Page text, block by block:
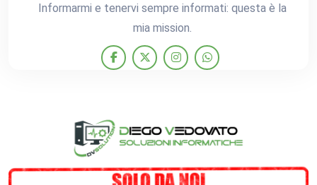
Informarmi e tenervi sempre informati: questa è la
mia mission.